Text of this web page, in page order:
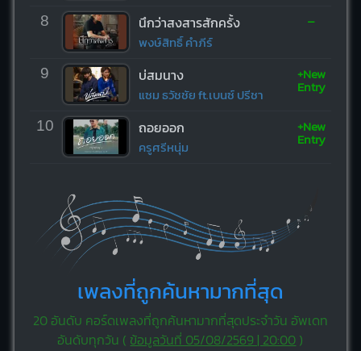
8 นึกว่าสงสารสักครั้ง
พงษ์สิทธิ์ คำภีร์
-
9 บ่สมนาง
แซม ธวัชชัย ft.เบนซ์ ปรีชา
+New
Entry
10 ถอยออก
ครูศรีหนุ่ม
+New
Entry
เพลงที่ถูกค้นหามากที่สุด
20 อันดับ คอร์ดเพลงที่ถูกค้นหามากที่สุดประจำวัน อัพเดท
อันดับทุกวัน ( ข้อมูลวันที่ 05/08/2569 | 20:00 )